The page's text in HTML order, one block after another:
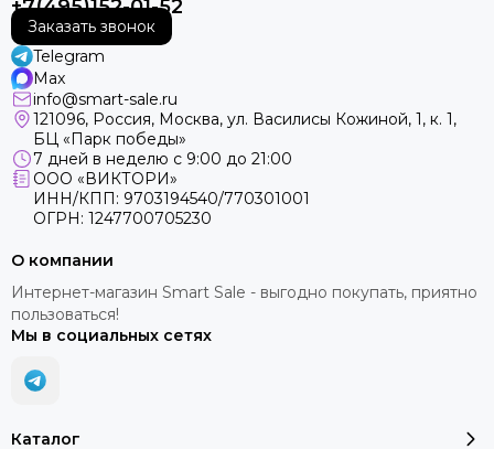
+7(495)152-01-52
Заказать звонок
Telegram
Max
info@smart-sale.ru
121096, Россия, Москва, ул. Василисы Кожиной, 1, к. 1,
БЦ «Парк победы»
7 дней в неделю с 9:00 до 21:00
ООО «ВИКТОРИ»
ИНН/КПП: 9703194540/770301001
ОГРН: 1247700705230
Каталог
О компании
Интернет-магазин Smart Sale - выгодно покупать, приятно
пользоваться!
Мы в социальных сетях